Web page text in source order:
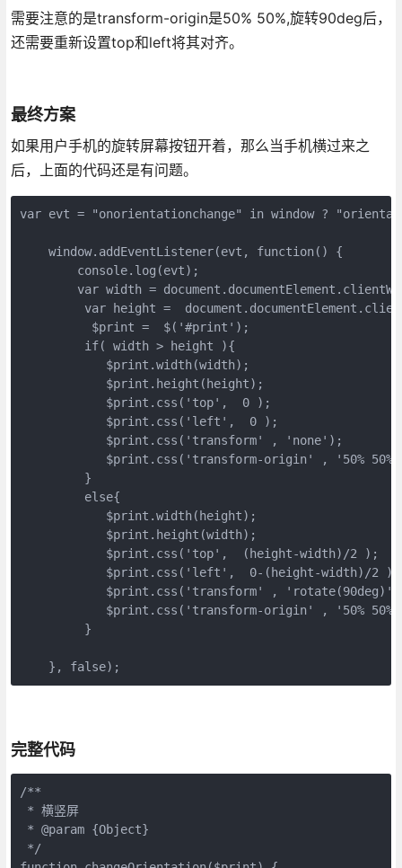
需要注意的是transform-origin是50% 50%,旋转90deg后，
还需要重新设置top和left将其对齐。
最终方案
如果用户手机的旋转屏幕按钮开着，那么当手机横过来之
后，上面的代码还是有问题。
var evt = "onorientationchange" in window ?
    window.addEventListener(evt, function() {
        console.log(evt);
var width =
var height =
          $print =  $('#print');
         if( width > height ){
            $print.width(width);
            $print.height(height);
            $print.css('top',  0 );
            $print.css('left',  0 );
            $print.css('transform' , 'none');
$print.css('transform-origin' , '50%
         }
         else{
            $print.width(height);
            $print.height(width);
            $print.css('top',  (height-width)/2 );
            $print.css('left',  0-(height-width)/2 );
$print.css('transform' ,
$print.css('transform-origin' , '50%
         }
    }, false);
完整代码
/**
* 横竖屏
* @param {Object}
*/